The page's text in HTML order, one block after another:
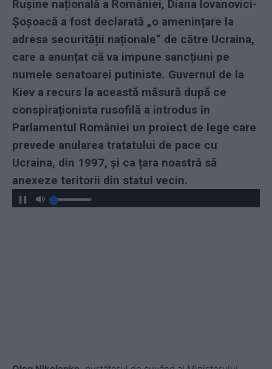
Rușine națională a României, Diana Iovanovici-
Șoșoacă a fost declarată „o amenințare la
adresa securității naționale“ de către Ucraina,
care a anunțat că va impune sancțiuni pe
numele senatoarei putiniste. Guvernul de la
Kiev a recurs la această măsură după ce
conspiraționista rusofilă a introdus în
Parlamentul României un proiect de lege care
prevede anularea tratatului de pace cu
Ucraina, din 1997, și ca țara noastră să
anexeze teritorii din statul vecin.